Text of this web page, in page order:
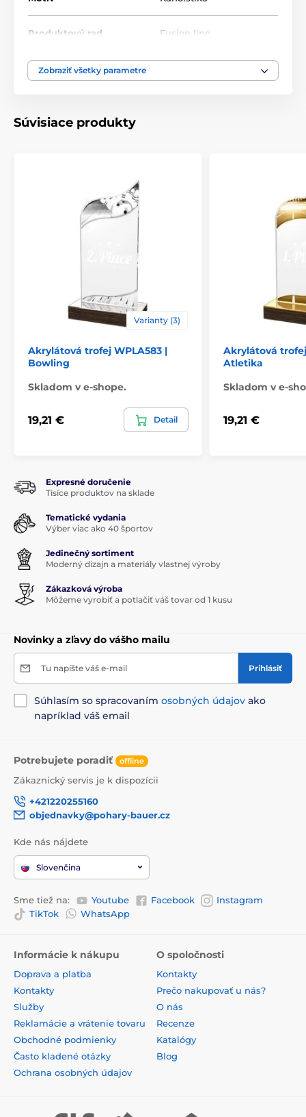
Produktový rad Fusion line
Typ ocenenia
Zobraziť všetky parametre
Súvisiace produkty
Varianty (3)
Akrylátová trofej WPLA583 |
Bowling
Skladom v e-shope.
19,21 € Detail
Akrylátová trofej
Atletika
Skladom v e-
19,21 €
Expresné doručenie
Tisíce produktov na sklade
Tematické vydania
Výber viac ako 40 športov
Jedinečný sortiment
Moderný dizajn a materiály vlastnej výroby
Zákazková výroba
Môžeme vyrobiť a potlačiť váš tovar od 1 kusu
Novinky a zľavy do vášho mailu
Tu napíšte váš e-mail Prihlásiť
Súhlasím so spracovaním osobných údajov ako
napríklad váš email
Potrebujete poradiť offline
Zákaznický servis je k dispozícii
+421220255160
objednavky@pohary-bauer.cz
Kde nás nájdete
Slovenčina
Sme tiež na: Youtube Facebook
Instagram
TikTok
WhatsApp
Informácie k nákupu
Doprava a platba
Kontakty
Služby
Reklamácie a vrátenie tovaru
Obchodné podmienky
Často kladené otázky
Ochrana osobných údajov
O spoločnosti
Kontakty
Prečo nakupovať u nás?
O nás
Recenze
Katalógy
Blog